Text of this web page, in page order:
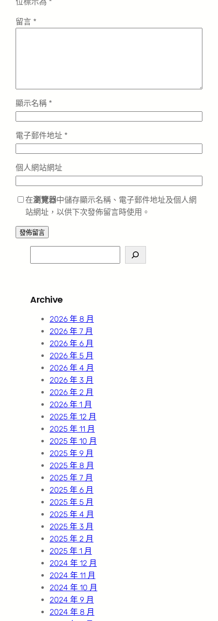
留言 *
顯示名稱 *
電子郵件地址 *
個人網站網址
在瀏覽器中儲存顯示名稱、電子郵件地址及個人網
站網址，以供下次發佈留言時使用。
e
c
Archive
2026 年 8 月
2026 年 7 月
2026 年 6 月
2026 年 5 月
2026 年 4 月
2026 年 3 月
2026 年 2 月
2026 年 1 月
2025 年 12 月
2025 年 11 月
2025 年 10 月
2025 年 9 月
2025 年 8 月
2025 年 7 月
2025 年 6 月
2025 年 5 月
2025 年 4 月
2025 年 3 月
2025 年 2 月
2025 年 1 月
2024 年 12 月
2024 年 11 月
2024 年 10 月
2024 年 9 月
2024 年 8 月